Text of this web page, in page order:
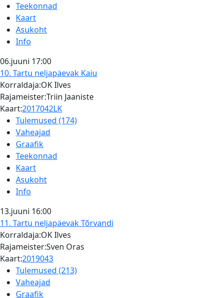
Teekonnad
Kaart
Asukoht
Info
06.juuni 17:00
10. Tartu neljapäevak Kaiu
Korraldaja:OK Ilves
Rajameister:Triin Jaaniste
Kaart:2017042LK
Tulemused (174)
Vaheajad
Graafik
Teekonnad
Kaart
Asukoht
Info
13.juuni 16:00
11. Tartu neljapäevakTõrvandi
Korraldaja:OK Ilves
Rajameister:Sven Oras
Kaart:2019043
Tulemused (213)
Vaheajad
Graafik